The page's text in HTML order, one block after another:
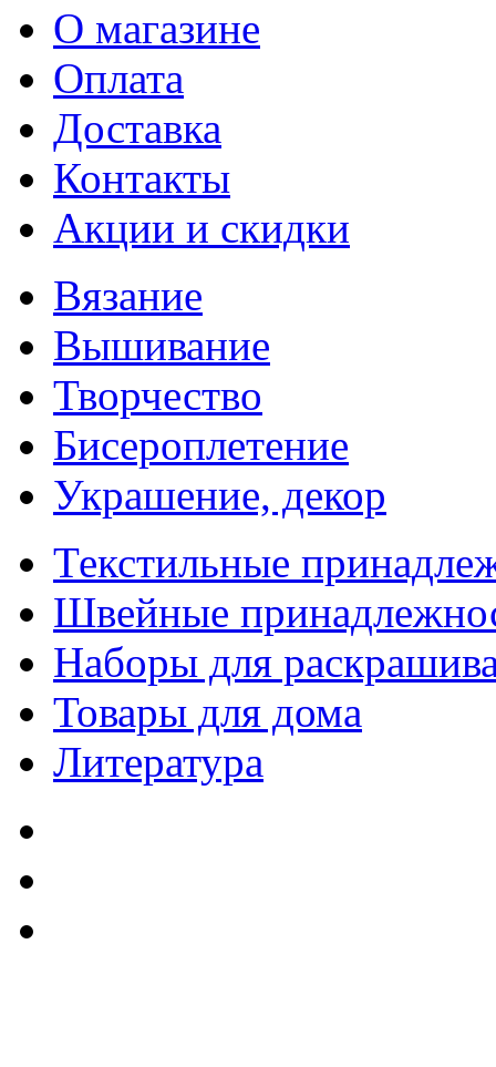
О магазине
Оплата
Доставка
Контакты
Акции и скидки
Вязание
Вышивание
Творчество
Бисероплетение
Украшение, декор
Текстильные
Швейные
Наборы для
Товары для дома
Литература